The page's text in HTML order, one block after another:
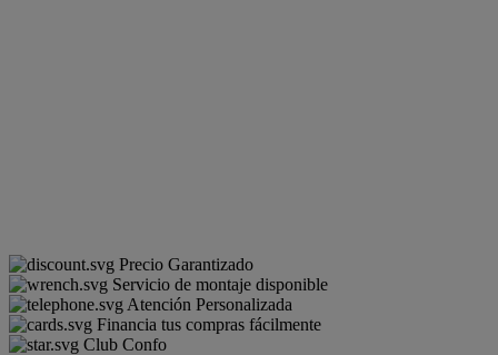
Precio Garantizado
Servicio de montaje disponible
Atención Personalizada
Financia tus compras fácilmente
Club Confo